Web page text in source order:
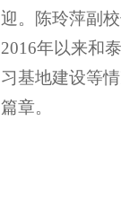
迎。陈玲萍副
2016年以来和
习基地建设等
篇章。